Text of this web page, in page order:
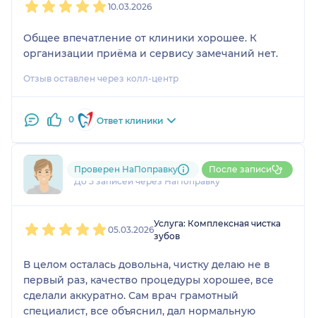
10.03.2026
Общее впечатление от клиники хорошее. К
организации приёма и сервису замечаний нет.
Отзыв оставлен через колл-центр
0 Ответ клиники
791....@....ru
До 5 записей через НаПоправку
Проверен НаПоправку После записи
05.03.2026
Услуга: Комплексная чистка
зубов
В целом осталась довольна, чистку делаю не в
первый раз, качество процедуры хорошее, все
сделали аккуратно. Сам врач грамотный
специалист, все объяснил, дал нормальную